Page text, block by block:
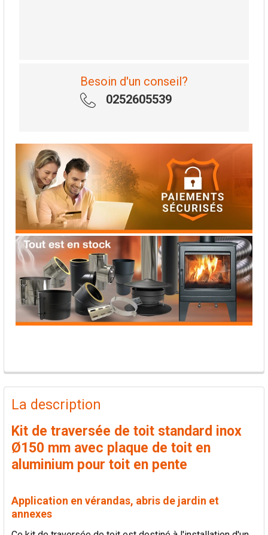
Besoin d'un conseil?
0252605539
PRODUITS
FRÉQUEMMENT
ACHETÉS
TOUT
SÉLECTIONNER
AJOUTER
LA
SÉLECTION
La description
Kit de traversée de toit standard inox
Ø150 mm avec plaque de toit en
aluminium pour toit en pente
Application en vérandas, abris de jardin et
annexes